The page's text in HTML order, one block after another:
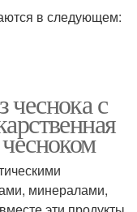
в следующем:
с
минералами,